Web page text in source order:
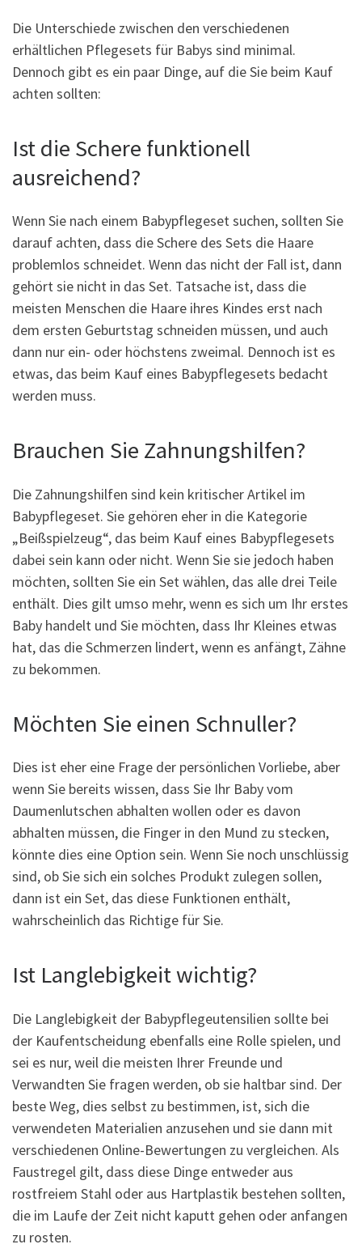
Die Unterschiede zwischen den verschiedenen
erhältlichen Pflegesets für Babys sind minimal.
Dennoch gibt es ein paar Dinge, auf die Sie beim Kauf
achten sollten:
Ist die Schere funktionell
ausreichend?
Wenn Sie nach einem Babypflegeset suchen, sollten Sie
darauf achten, dass die Schere des Sets die Haare
problemlos schneidet. Wenn das nicht der Fall ist, dann
gehört sie nicht in das Set. Tatsache ist, dass die
meisten Menschen die Haare ihres Kindes erst nach
dem ersten Geburtstag schneiden müssen, und auch
dann nur ein- oder höchstens zweimal. Dennoch ist es
etwas, das beim Kauf eines Babypflegesets bedacht
werden muss.
Brauchen Sie Zahnungshilfen?
Die Zahnungshilfen sind kein kritischer Artikel im
Babypflegeset. Sie gehören eher in die Kategorie
„Beißspielzeug“, das beim Kauf eines Babypflegesets
dabei sein kann oder nicht. Wenn Sie sie jedoch haben
möchten, sollten Sie ein Set wählen, das alle drei Teile
enthält. Dies gilt umso mehr, wenn es sich um Ihr erstes
Baby handelt und Sie möchten, dass Ihr Kleines etwas
hat, das die Schmerzen lindert, wenn es anfängt, Zähne
zu bekommen.
Möchten Sie einen Schnuller?
Dies ist eher eine Frage der persönlichen Vorliebe, aber
wenn Sie bereits wissen, dass Sie Ihr Baby vom
Daumenlutschen abhalten wollen oder es davon
abhalten müssen, die Finger in den Mund zu stecken,
könnte dies eine Option sein. Wenn Sie noch unschlüssig
sind, ob Sie sich ein solches Produkt zulegen sollen,
dann ist ein Set, das diese Funktionen enthält,
wahrscheinlich das Richtige für Sie.
Ist Langlebigkeit wichtig?
Die Langlebigkeit der Babypflegeutensilien sollte bei
der Kaufentscheidung ebenfalls eine Rolle spielen, und
sei es nur, weil die meisten Ihrer Freunde und
Verwandten Sie fragen werden, ob sie haltbar sind. Der
beste Weg, dies selbst zu bestimmen, ist, sich die
verwendeten Materialien anzusehen und sie dann mit
verschiedenen Online-Bewertungen zu vergleichen. Als
Faustregel gilt, dass diese Dinge entweder aus
rostfreiem Stahl oder aus Hartplastik bestehen sollten,
die im Laufe der Zeit nicht kaputt gehen oder anfangen
zu rosten.